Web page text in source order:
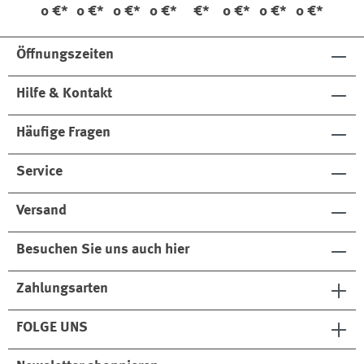
as
0 €*
80995
0 €*
ldorn
0 €*
80995
0 €*
Schm
€*
0 €*
0 €*
lnaht
0 €*
Öffnungszeiten
Hilfe & Kontakt
Häufige Fragen
Service
Versand
Besuchen Sie uns auch hier
Zahlungsarten
FOLGE UNS